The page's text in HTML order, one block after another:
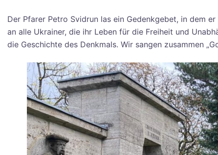
Der Pfarer Petro Svidrun las ein Gedenkgebet, in dem
an alle Ukrainer, die ihr Leben für die Freiheit und
die Geschichte des Denkmals. Wir sangen zusammen